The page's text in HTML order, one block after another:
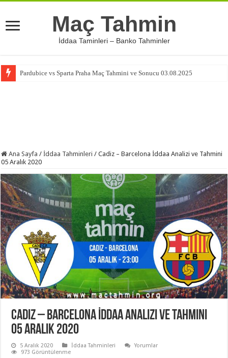
Maç Tahmin
İddaa Taminleri – Banko Tahminler
Pardubice vs Sparta Praha Maç Tahmini ve Sonucu 03.08.2025
Ana Sayfa / İddaa Tahminleri / Cadiz – Barcelona İddaa Analizi ve Tahmini
05 Aralık 2020
Cadiz – Barcelona İddaa Analizi ve Tahmini
05 Aralık 2020
5 Aralık 2020 İddaa Tahminleri
Yorumlar
973 Görüntülenme